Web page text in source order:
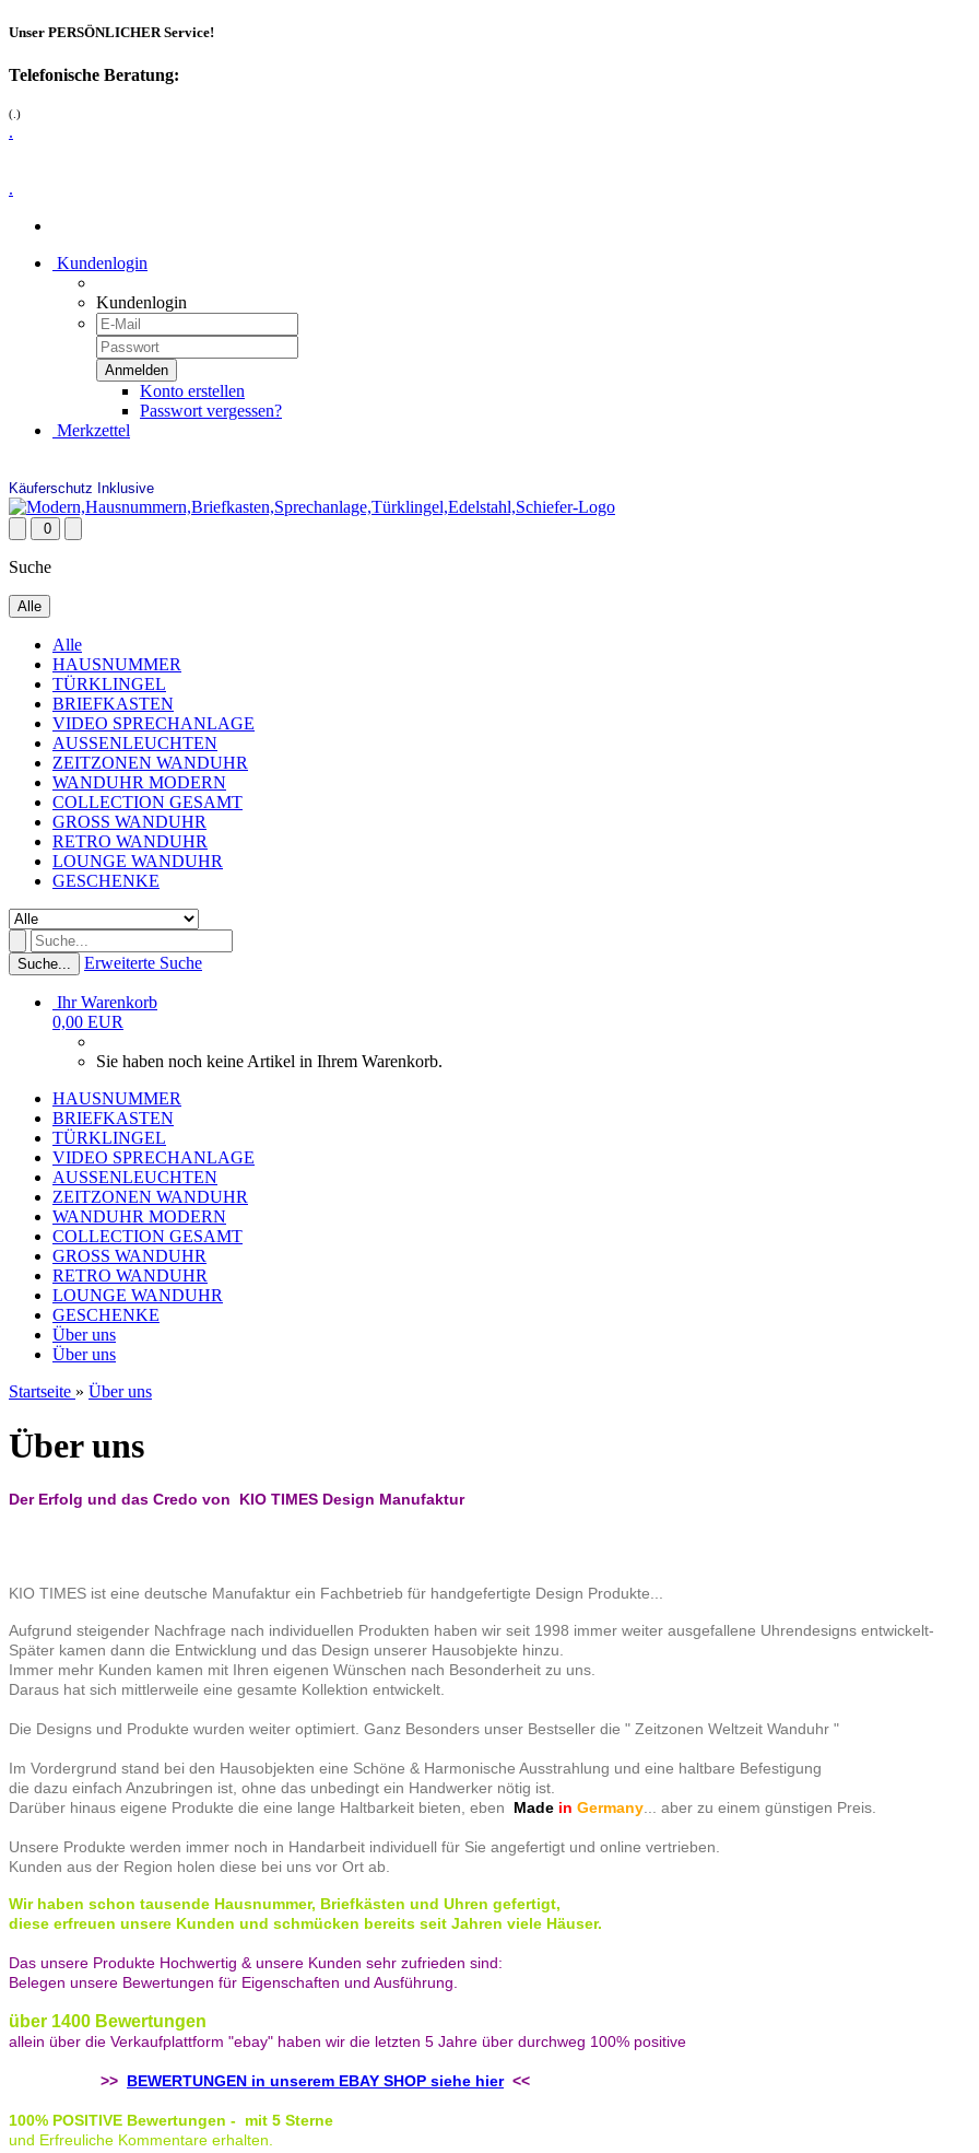
Unser PERSÖNLICHER Service!
Telefonische Beratung:
(.)
.
.
Kundenlogin
Kundenlogin
Konto erstellen
Passwort vergessen?
Merkzettel
Käuferschutz Inklusive
0
Suche
Alle
Alle
HAUSNUMMER
TÜRKLINGEL
BRIEFKASTEN
VIDEO SPRECHANLAGE
AUSSENLEUCHTEN
ZEITZONEN WANDUHR
WANDUHR MODERN
COLLECTION GESAMT
GROSS WANDUHR
RETRO WANDUHR
LOUNGE WANDUHR
GESCHENKE
Suche... Erweiterte Suche
Ihr Warenkorb
0,00 EUR
Sie haben noch keine Artikel in Ihrem Warenkorb.
HAUSNUMMER
BRIEFKASTEN
TÜRKLINGEL
VIDEO SPRECHANLAGE
AUSSENLEUCHTEN
ZEITZONEN WANDUHR
WANDUHR MODERN
COLLECTION GESAMT
GROSS WANDUHR
RETRO WANDUHR
LOUNGE WANDUHR
GESCHENKE
Über uns
Über uns
Startseite » Über uns
Über uns
Der Erfolg und das Credo von KIO TIMES Design Manufaktur
KIO TIMES ist eine deutsche Manufaktur ein Fachbetrieb für handgefertigte Design Produkte...
Aufgrund steigender Nachfrage nach individuellen Produkten haben wir seit 1998 immer weiter ausgefallene Uhrendesigns entwickelt-
Später kamen dann die Entwicklung und das Design unserer Hausobjekte hinzu.
Immer mehr Kunden kamen mit Ihren eigenen Wünschen nach Besonderheit zu uns.
Daraus hat sich mittlerweile eine gesamte Kollektion entwickelt.
Die Designs und Produkte wurden weiter optimiert. Ganz Besonders unser Bestseller die " Zeitzonen Weltzeit Wanduhr "
Im Vordergrund stand bei den Hausobjekten eine Schöne & Harmonische Ausstrahlung und eine haltbare Befestigung
die dazu einfach Anzubringen ist, ohne das unbedingt ein Handwerker nötig ist.
Darüber hinaus eigene Produkte die eine lange Haltbarkeit bieten, eben Made in Germany... aber zu einem günstigen Preis.
Unsere Produkte werden immer noch in Handarbeit individuell für Sie angefertigt und online vertrieben.
Kunden aus der Region holen diese bei uns vor Ort ab.
Wir haben schon tausende Hausnummer, Briefkästen und Uhren gefertigt,
diese erfreuen unsere Kunden und schmücken bereits seit Jahren viele Häuser.
Das unsere Produkte Hochwertig & unsere Kunden sehr zufrieden sind:
Belegen unsere Bewertungen für Eigenschaften und Ausführung.
über 1400 Bewertungen
allein über die Verkaufplattform "ebay" haben wir die letzten 5 Jahre über durchweg 100% positive
>> BEWERTUNGEN in unserem EBAY SHOP siehe hier <<
100% POSITIVE Bewertungen - ​mit 5 Sterne
und Erfreuliche Kommentare erhalten.